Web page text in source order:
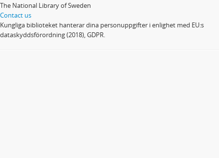
The National Library of Sweden
Contact us
Kungliga biblioteket hanterar dina personuppgifter i enlighet med EU:s
dataskyddsförordning (2018), GDPR.